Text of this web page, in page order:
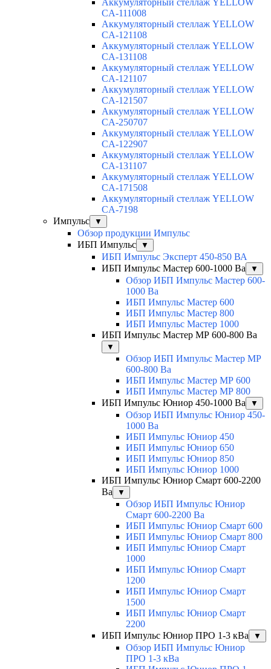
Аккумуляторный стеллаж YELLOW
CA-111008
Аккумуляторный стеллаж YELLOW
CA-121108
Аккумуляторный стеллаж YELLOW
CA-131108
Аккумуляторный стеллаж YELLOW
CA-121107
Аккумуляторный стеллаж YELLOW
CA-121507
Аккумуляторный стеллаж YELLOW
CA-250707
Аккумуляторный стеллаж YELLOW
CA-122907
Аккумуляторный стеллаж YELLOW
CA-131107
Аккумуляторный стеллаж YELLOW
CA-171508
Аккумуляторный стеллаж YELLOW
CA-7198
Импульс
▼
Обзор продукции Импульс
ИБП Импульс
▼
ИБП Импульс Эксперт 450-850 ВА
ИБП Импульс Мастер 600-1000 Ва
▼
Обзор ИБП Импульс Мастер 600-
1000 Ва
ИБП Импульс Мастер 600
ИБП Импульс Мастер 800
ИБП Импульс Мастер 1000
ИБП Импульс Мастер МР 600-800 Ва
▼
Обзор ИБП Импульс Мастер МР
600-800 Ва
ИБП Импульс Мастер МР 600
ИБП Импульс Мастер МР 800
ИБП Импульс Юниор 450-1000 Ва
▼
Обзор ИБП Импульс Юниор 450-
1000 Ва
ИБП Импульс Юниор 450
ИБП Импульс Юниор 650
ИБП Импульс Юниор 850
ИБП Импульс Юниор 1000
ИБП Импульс Юниор Смарт 600-2200
Ва
▼
Обзор ИБП Импульс Юниор
Смарт 600-2200 Ва
ИБП Импульс Юниор Смарт 600
ИБП Импульс Юниор Смарт 800
ИБП Импульс Юниор Смарт
1000
ИБП Импульс Юниор Смарт
1200
ИБП Импульс Юниор Смарт
1500
ИБП Импульс Юниор Смарт
2200
ИБП Импульс Юниор ПРО 1-3 кВа
▼
Обзор ИБП Импульс Юниор
ПРО 1-3 кВа